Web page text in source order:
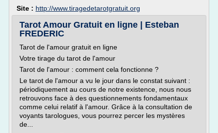
Site : http://www.tiragedetarotgratuit.org
Tarot Amour Gratuit en ligne | Esteban
FREDERIC
Tarot de l'amour gratuit en ligne
Votre tirage du tarot de l'amour
Tarot de l'amour : comment cela fonctionne ?
Le tarot de l'amour a vu le jour dans le constat suivant :
périodiquement au cours de notre existence, nous nous
retrouvons face à des questionnements fondamentaux
comme celui relatif à l'amour. Grâce à la consultation de
voyants tarologues, vous pourrez percer les mystères
de...